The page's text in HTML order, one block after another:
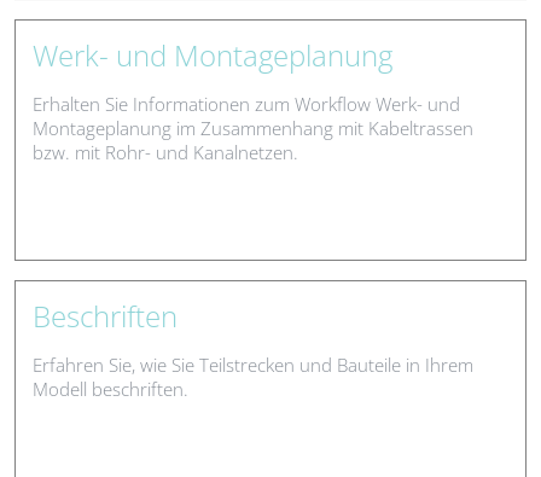
Werk- und Montageplanung
Erhalten Sie Informationen zum Workflow Werk- und
Montageplanung im Zusammenhang mit Kabeltrassen
bzw. mit Rohr- und Kanalnetzen.
Beschriften
Erfahren Sie, wie Sie Teilstrecken und Bauteile in Ihrem
Modell beschriften.